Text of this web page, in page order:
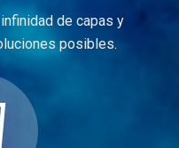
de capas y
posibles.